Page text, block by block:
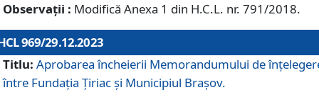
Observații : Modifică Anexa 1 din H.C.L. nr. 791/2018.
969/29.12.2023
Titlu: Aprobarea încheierii Memorandumului de
între Fundația Țiriac și Municipiul Brașov.